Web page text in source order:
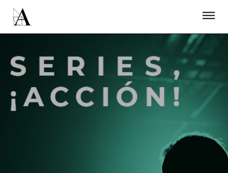
PROYECTOS
RESIDENCIAS
ÚNETE A LA ACADEMIA DE CINE
PRENSA
NEWSLETTER